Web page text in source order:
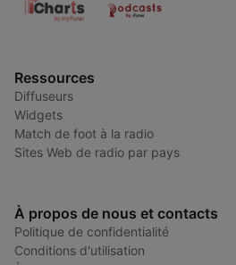
Ressources
Diffuseurs
Widgets
Match de foot à la radio
Sites Web de radio par pays
À propos de nous et contacts
Politique de confidentialité
Conditions d'utilisation